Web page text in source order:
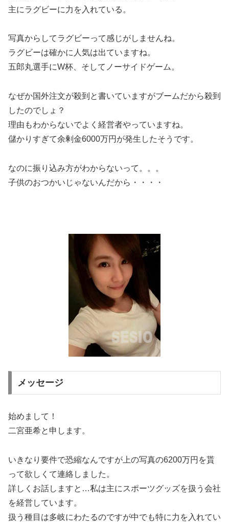
主にラグビーに力を入れている。
写真からしてラグビーって感じがしませんね。
ラグビーは確かに人気は出ていますね。
五郎丸選手にW杯、そしてノーサイドゲーム。
なぜか国外注文が殺到と書いていますがブームだから殺到
したのでしょ？
理由もわからないでよく経営者やっていますね。
儲かりすぎて余剰金6000万円が発生したそうです。
なのに振り込み方がわからないって。。。
子供のおつかいじゃないんだから・・・・
メッセージ
始めまして！
二宮亜希と申します。
いきなり要件で恐縮なんですが上の写真の6200万円を貰
って欲しくて連絡しました。
詳しくお話しますと…私は主にスポーツグッズを扱う会社
を経営しています。
扱う種目は多岐にわたるのですが中でも特に力を入れてい